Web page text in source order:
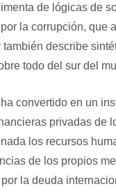
de lógicas de
la corrupción, que
describe
todo del sur del
convertido en un
privadas de
los recursos
de los propios
la deuda